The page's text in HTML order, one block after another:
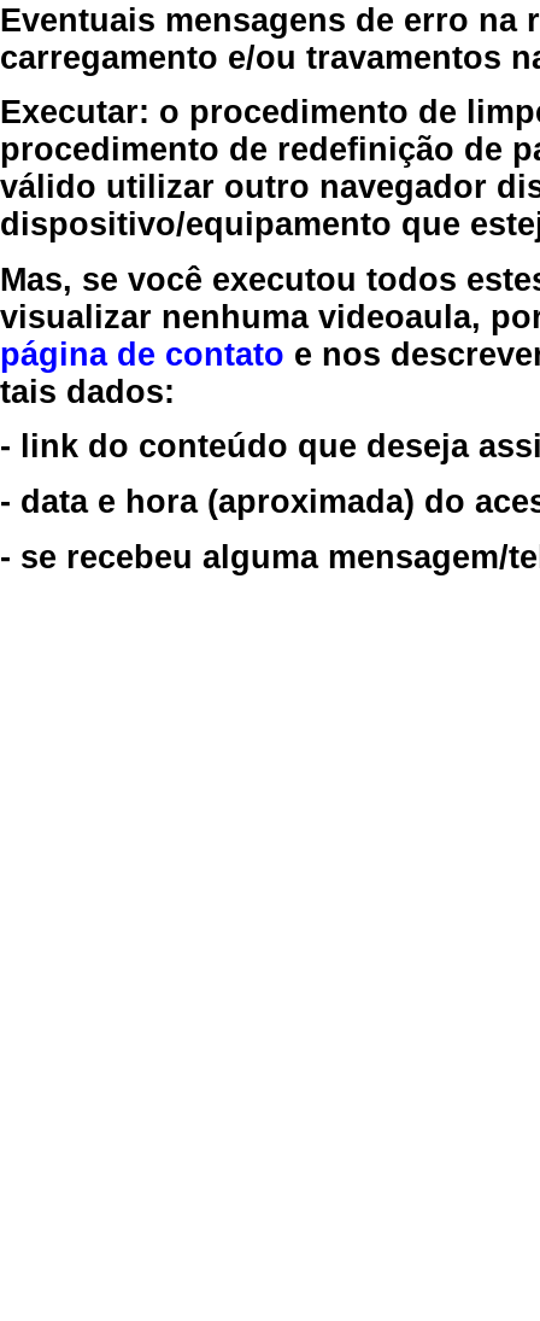
Eventuais mensagens de erro
carregamento e/ou travamentos
Executar: o procedimento de
procedimento de redefinição de
válido utilizar outro navegador
dispositivo/equipamento que
Mas, se você executou todos
visualizar nenhuma videoaula,
página de contato e nos
tais dados:
- link do conteúdo que deseja
- data e hora (aproximada) do
- se recebeu alguma mensagem/